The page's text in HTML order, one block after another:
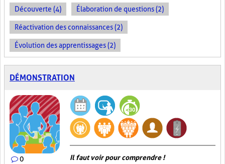
Découverte (4) Élaboration de questions (2)
Réactivation des connaissances (2)
Évolution des apprentissages (2)
DÉMONSTRATION
0 Il faut voir pour comprendre !